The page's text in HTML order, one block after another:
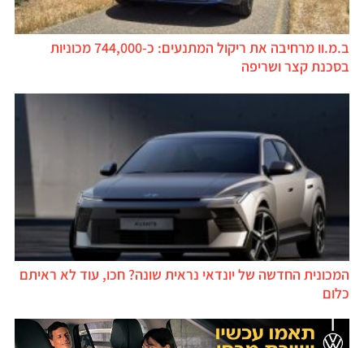
ב.מ.וו מרחיבה את ריקול המתנעים: כ-744,000 מכוניות
בסכנת קצר ושריפה
המכונית החדשה של יונדאי נראית שונה? חכו, עוד לא ראיתם
כלום